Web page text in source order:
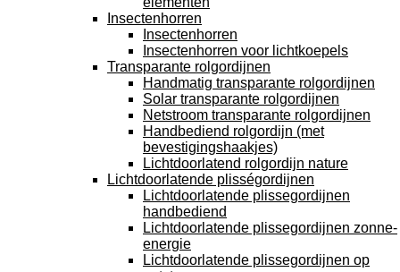
Insectenhorren
Insectenhorren
Insectenhorren voor lichtkoepels
Transparante rolgordijnen
Handmatig transparante rolgordijnen
Solar transparante rolgordijnen
Netstroom transparante rolgordijnen
Handbediend rolgordijn (met
bevestigingshaakjes)
Lichtdoorlatend rolgordijn nature
Lichtdoorlatende plisségordijnen
Lichtdoorlatende plissegordijnen
handbediend
Lichtdoorlatende plissegordijnen zonne-
energie
Lichtdoorlatende plissegordijnen op